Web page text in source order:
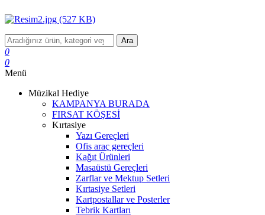
Ara
0
0
Menü
Müzikal Hediye
KAMPANYA BURADA
FIRSAT KÖŞESİ
Kırtasiye
Yazı Gereçleri
Ofis araç gereçleri
Kağıt Ürünleri
Masaüstü Gereçleri
Zarflar ve Mektup Setleri
Kırtasiye Setleri
Kartpostallar ve Posterler
Tebrik Kartları